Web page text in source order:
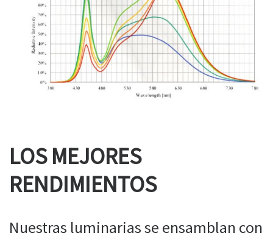
LOS MEJORES
RENDIMIENTOS
Nuestras luminarias se ensamblan con